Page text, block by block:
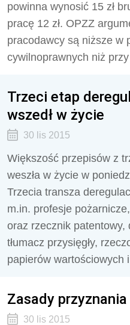
powinna wynosić 15 zł
pracę 12 zł. OPZZ
pracodawcy są niższe w
cywilnoprawnych niż
Trzeci etap
wszedł w życie
30 lis 2015
Większość przepisów z
weszła w życie w
Trzecia transza
m.in. profesje
oraz rzecznik patentowy,
tłumacz przysięgły,
papierów wartościowych
Zasady
30 lis 2015